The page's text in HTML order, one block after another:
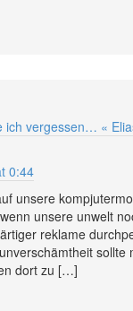
ich vergessen… «
0:44
unsere
unsere unwelt
reklame
sollte
dort zu […]